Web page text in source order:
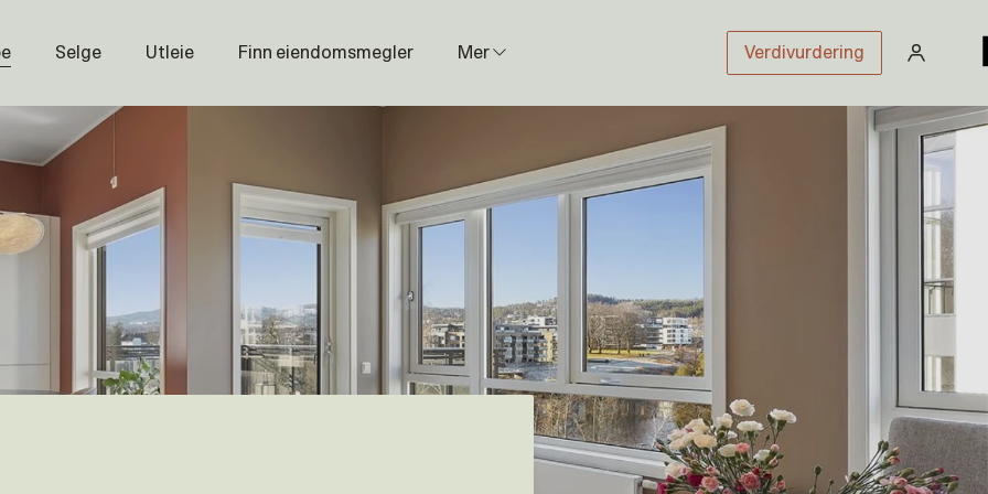
Selge Utleie Finn eiendomsmegler Mer
Prisstatistikk
Nybygg
Magasin
Åpenhetsloven
Prisliste
Karriere
Verdivurdering